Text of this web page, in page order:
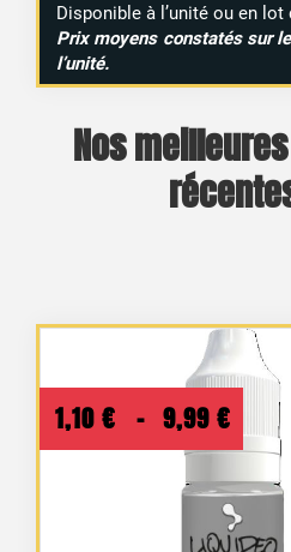
Disponible à l’unité ou en lot
Prix moyens constatés sur
l’unité.
Nos
1,10 € – 9,99 €
Plage
de
prix :